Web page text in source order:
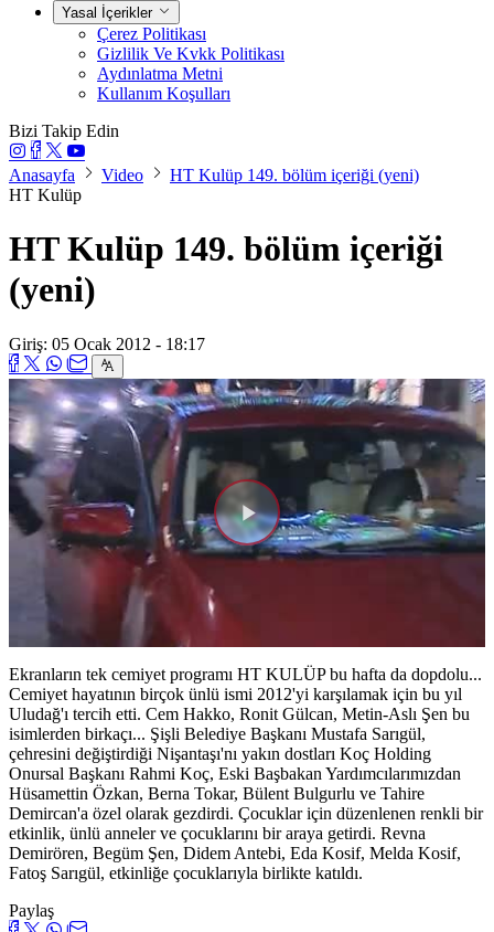
Yasal İçerikler
Çerez Politikası
Gizlilik Ve Kvkk Politikası
Aydınlatma Metni
Kullanım Koşulları
Bizi Takip Edin
Anasayfa Video
HT Kulüp 149. bölüm içeriği (yeni)
HT Kulüp
HT Kulüp 149. bölüm içeriği
(yeni)
Giriş: 05 Ocak 2012 - 18:17
Videoyu
Ekranların tek cemiyet programı HT KULÜP bu hafta da dopdolu...
Cemiyet hayatının birçok ünlü ismi 2012'yi karşılamak için bu yıl
Uludağ'ı tercih etti. Cem Hakko, Ronit Gülcan, Metin-Aslı Şen bu
isimlerden birkaçı... Şişli Belediye Başkanı Mustafa Sarıgül,
çehresini değiştirdiği Nişantaşı'nı yakın dostları Koç Holding
Onursal Başkanı Rahmi Koç, Eski Başbakan Yardımcılarımızdan
Hüsamettin Özkan, Berna Tokar, Bülent Bulgurlu ve Tahire
Demircan'a özel olarak gezdirdi. Çocuklar için düzenlenen renkli bir
etkinlik, ünlü anneler ve çocuklarını bir araya getirdi. Revna
Demirören, Begüm Şen, Didem Antebi, Eda Kosif, Melda Kosif,
Fatoş Sarıgül, etkinliğe çocuklarıyla birlikte katıldı.
Paylaş